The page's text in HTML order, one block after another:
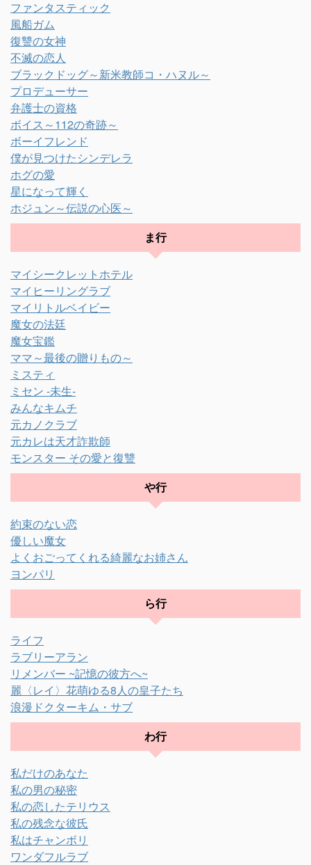
ファンタスティック
風船ガム
復讐の女神
不滅の恋人
ブラックドッグ～新米教師コ・ハヌル～
プロデューサー
弁護士の資格
ボイス～112の奇跡～
ボーイフレンド
僕が見つけたシンデレラ
ホグの愛
星になって輝く
ホジュン～伝説の心医～
ま行
マイシークレットホテル
マイヒーリングラブ
マイリトルベイビー
魔女の法廷
魔女宝鑑
ママ～最後の贈りもの～
ミスティ
ミセン -未生-
みんなキムチ
元カノクラブ
元カレは天才詐欺師
モンスター その愛と復讐
や行
約束のない恋
優しい魔女
よくおごってくれる綺麗なお姉さん
ヨンパリ
ら行
ライフ
ラブリーアラン
リメンバー ~記憶の彼方へ~
麗〈レイ〉花萌ゆる8人の皇子たち
浪漫ドクターキム・サブ
わ行
私だけのあなた
私の男の秘密
私の恋したテリウス
私の残念な彼氏
私はチャンボリ
ワンダフルラブ